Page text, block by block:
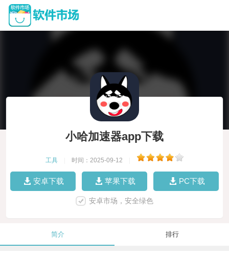
小哈加速器app下载
工具 时间：2025-09-12
安卓下载 苹果下载 PC下载
安卓市场，安全绿色
简介 排行